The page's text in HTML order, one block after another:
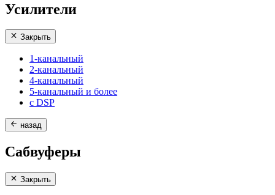
Усилители
Закрыть
1-канальный
2-канальный
4-канальный
5-канальный и более
с DSP
назад
Сабвуферы
Закрыть